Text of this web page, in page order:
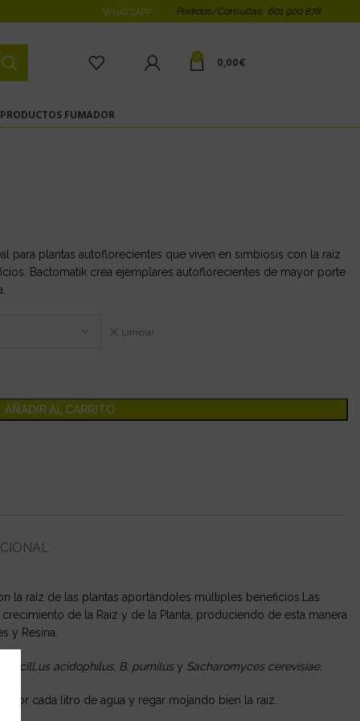
WHATSAPP Pedidos/Consultas: 601 900 878
0 0,00€
PRODUCTOS FUMADOR
para plantas autoflorecientes que viven en simbiosis con la raíz
Bactomatik crea ejemplares autoflorecientes de mayor porte
Limpiar
AÑADIR AL CARRITO
la raíz de las plantas aportándoles múltiples beneficios.Las
de la Raiz y de la Planta, produciendo de esta manera
y Resina.
acidophilus, B. pumilusy Sacharomyces cerevisiae.
por cada litro de agua y regar mojando bien la raiz.